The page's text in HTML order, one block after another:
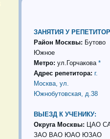
ЗАНЯТИЯ У
Район Москвы: Бутово
Южное
Метро: ул.Горчакова *
Адрес репетитора: г.
Москва, ул.
Южнобутовская, д.38
ВЫЕЗД К УЧЕНИКУ:
Округа Москвы: ЦАО
ЗАО ВАО ЮАО ЮЗАО